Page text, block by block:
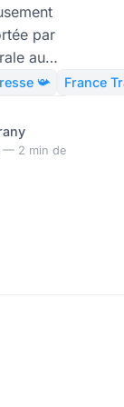
!
par
au
la
le
de
📯
France
— 2 min de